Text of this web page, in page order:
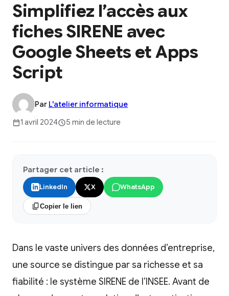
Simplifiez l’accès aux
fiches SIRENE avec
Google Sheets et Apps
Script
Par L'atelier informatique
1 avril 2024
5 min de lecture
Partager cet article :
LinkedIn X WhatsApp
Copier le lien
Dans le vaste univers des données d’entreprise,
une source se distingue par sa richesse et sa
fiabilité : le système SIRENE de l’INSEE. Avant de